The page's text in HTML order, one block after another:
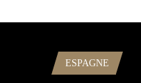
ESPAGNE